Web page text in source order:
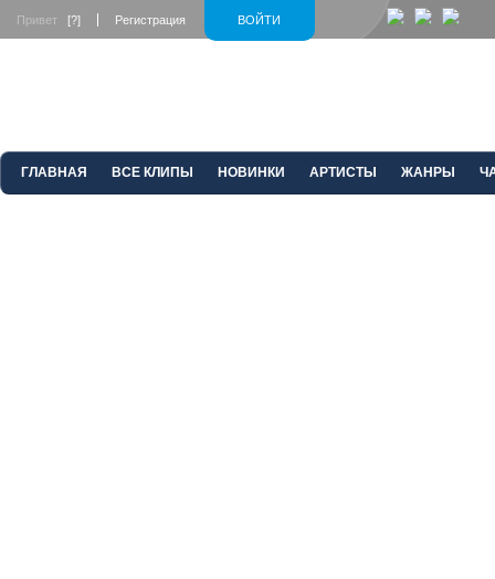
ВОЙТИ
Привет [?] Регистрация
ГЛАВНАЯ ВСЕ КЛИПЫ НОВИНКИ АРТИСТЫ ЖАНРЫ